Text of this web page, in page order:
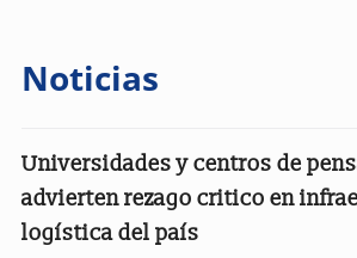
Noticias
Universidades y centros de
advierten rezago critico en
logística del país